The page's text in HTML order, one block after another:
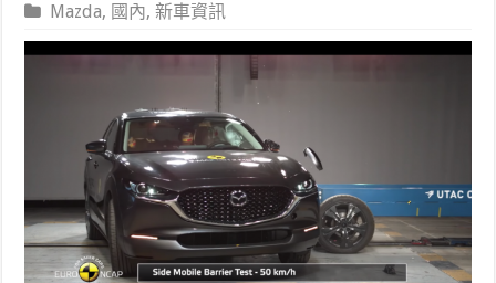
Mazda, 國內,新車資訊